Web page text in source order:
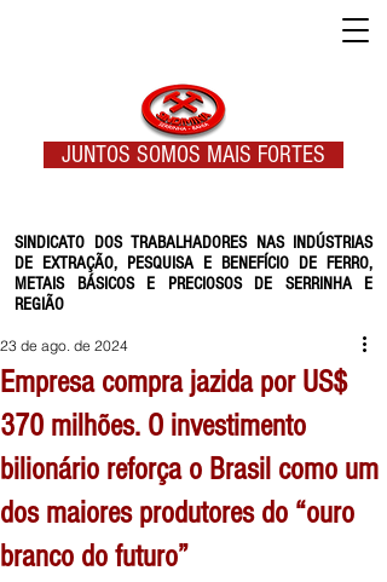
SINDICATO DOS TRABALHADORES NAS INDÚSTRIAS
DE EXTRAÇÃO, PESQUISA E BENEFÍCIO DE FERRO,
METAIS BÁSICOS E PRECIOSOS DE SERRINHA E
REGIÃO
JUNTOS SOMOS MAIS FORTES
Empresa compra jazida por US$
370 milhões. O investimento
bilionário reforça o Brasil como um
dos maiores produtores do “ouro
branco do futuro”
23 de ago. de 2024